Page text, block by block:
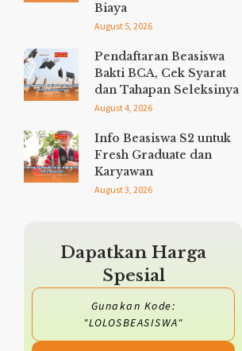
Biaya
August 5, 2026
Pendaftaran Beasiswa
Bakti BCA, Cek Syarat
dan Tahapan Seleksinya
August 4, 2026
Info Beasiswa S2 untuk
Fresh Graduate dan
Karyawan
August 3, 2026
Dapatkan Harga
Spesial
Gunakan Kode:
"LOLOSBEASISWA"